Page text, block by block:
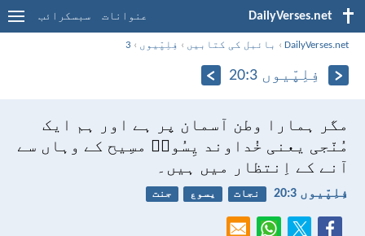
DailyVerses.net عنوانات سبسکرائب
DailyVerses.net
› بائبل کی کتابیں › فِلِپّیوں ›
3
فِلِپّیوں 3:‏20
مگر ہمارا وطن آسمان پر ہے اور ہم ایک
مُنّجی یعنی خُداوند یِسُوعؔ مسِیح کے وہاں سے
آنے کے اِنتظار میں ہیں۔
فِلِپّیوں 3:‏20 نجات یسوع جنت